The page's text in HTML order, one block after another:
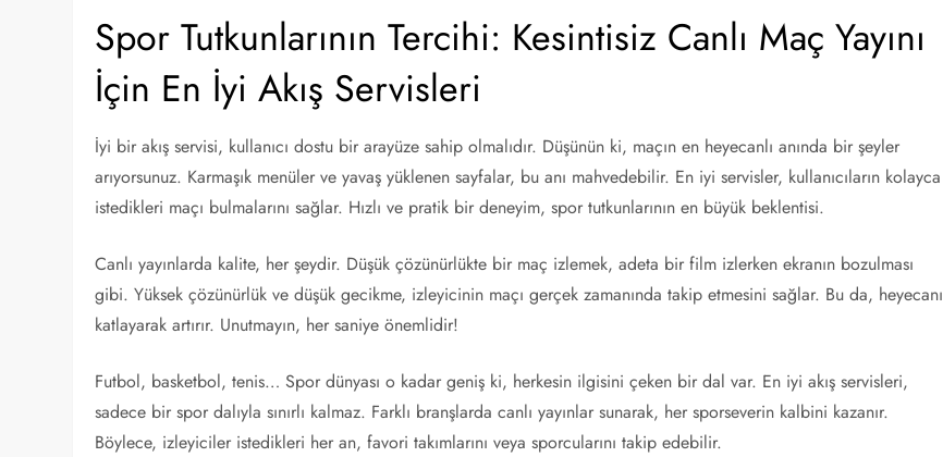
Spor Tutkunlarının Tercihi: Kesintisiz Canlı Maç Yayını
İçin En İyi Akış Servisleri
İyi bir akış servisi, kullanıcı dostu bir arayüze sahip olmalıdır. Düşünün ki, maçın en heyecanlı anında bir şeyler
arıyorsunuz. Karmaşık menüler ve yavaş yüklenen sayfalar, bu anı mahvedebilir. En iyi servisler, kullanıcıların kolayca
istedikleri maçı bulmalarını sağlar. Hızlı ve pratik bir deneyim, spor tutkunlarının en büyük beklentisi.
Canlı yayınlarda kalite, her şeydir. Düşük çözünürlükte bir maç izlemek, adeta bir film izlerken ekranın bozulması
gibi. Yüksek çözünürlük ve düşük gecikme, izleyicinin maçı gerçek zamanında takip etmesini sağlar. Bu da, heyecanı
katlayarak artırır. Unutmayın, her saniye önemlidir!
Futbol, basketbol, tenis… Spor dünyası o kadar geniş ki, herkesin ilgisini çeken bir dal var. En iyi akış servisleri,
sadece bir spor dalıyla sınırlı kalmaz. Farklı branşlarda canlı yayınlar sunarak, her sporseverin kalbini kazanır.
Böylece, izleyiciler istedikleri her an, favori takımlarını veya sporcularını takip edebilir.